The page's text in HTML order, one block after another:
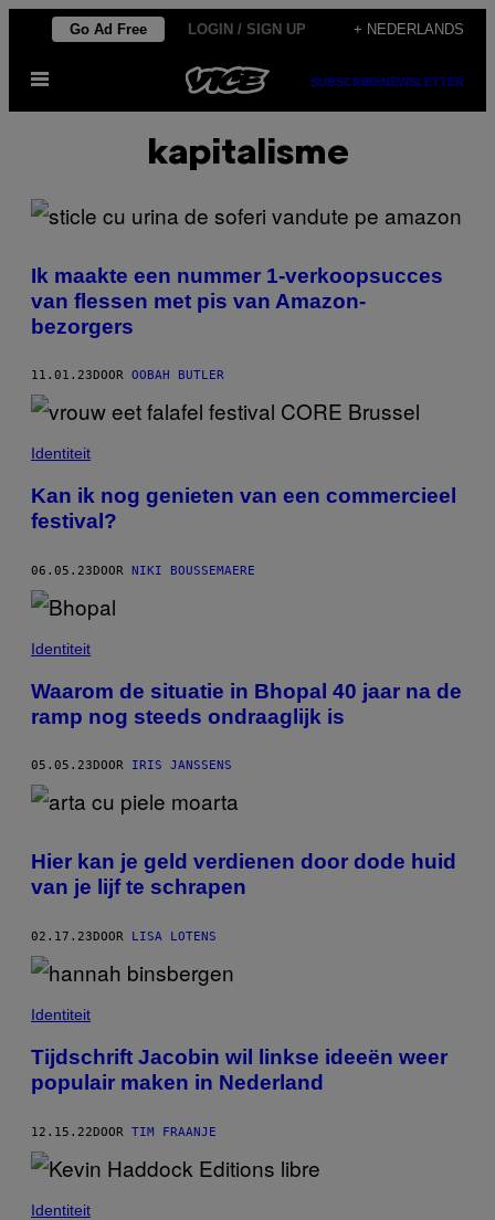
de
Go Ad Free LOGIN / SIGN UP + NEDERLANDS
Open
SUBSCRIBENEWSLETTER
kapitalisme
Ik maakte een nummer 1-verkoopsucces
van flessen met pis van Amazon-
bezorgers
11.01.23 DOOR OOBAH BUTLER
Identiteit
Kan ik nog genieten van een commercieel
festival?
06.05.23DOOR NIKI BOUSSEMAERE
Identiteit
Waarom de situatie in Bhopal 40 jaar na de
ramp nog steeds ondraaglijk is
05.05.23 DOOR IRIS JANSSENS
Hier kan je geld verdienen door dode huid
van je lijf te schrapen
02.17.23DOOR LISA LOTENS
Identiteit
Tijdschrift Jacobin wil linkse ideeën weer
populair maken in Nederland
12.15.22DOOR TIM FRAANJE
Identiteit